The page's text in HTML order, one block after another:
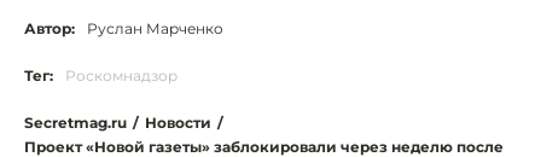
Автор: Руслан Марченко
Тег: Роскомнадзор
Secretmag.ru / Новости /
Проект «Новой газеты» заблокировали через неделю после